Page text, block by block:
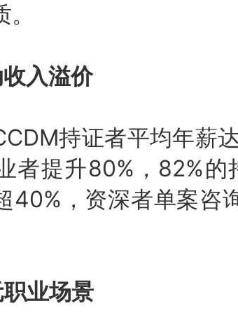
入溢价
持证者平均年薪
者提升80%，82%的
40%，资深者单案咨
业场景